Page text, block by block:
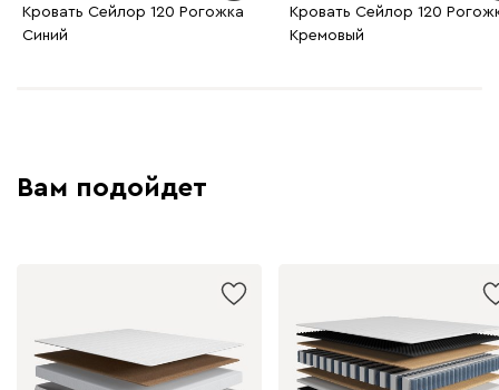
Кровать Сейлор 120 Рогожка
Синий
Кровать Сейлор 120
Кремовый
Вам подойдет